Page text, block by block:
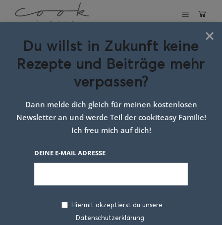
Schlagwort:ruck
zuck brötchen
×
Du willst in Zukunft keine
Rezepte und Beiträge mehr
verpassen?
Dann melde dich gleich für meinen kostenlosen
Newsletter an und werde Teil der cookiteasy Familie!
Ich freu mich auf dich!
DEINE E-MAIL ADRESSE
Hiermit akzeptierst du unsere
Datenschutzerklärung.